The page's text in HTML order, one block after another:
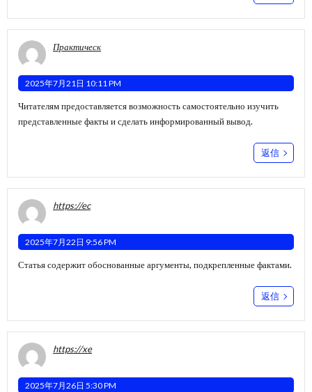
Практическ
2025年7月21日 10:11 PM
Читателям предоставляется возможность самостоятельно изучить
представленные факты и сделать информированный вывод.
返信
https://ec
2025年7月22日 9:56 PM
Статья содержит обоснованные аргументы, подкрепленные фактами.
返信
https://xe
2025年7月26日 5:30 PM